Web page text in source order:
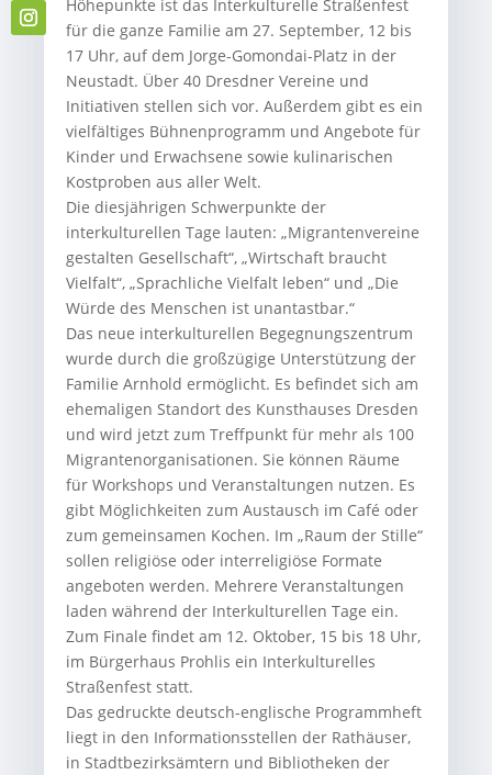
Höhepunkte ist das Interkulturelle Straßenfest
für die ganze Familie am 27. September, 12 bis
17 Uhr, auf dem Jorge-Gomondai-Platz in der
Neustadt. Über 40 Dresdner Vereine und
Initiativen stellen sich vor. Außerdem gibt es ein
vielfältiges Bühnenprogramm und Angebote für
Kinder und Erwachsene sowie kulinarischen
Kostproben aus aller Welt.
Die diesjährigen Schwerpunkte der
interkulturellen Tage lauten: „Migrantenvereine
gestalten Gesellschaft“, „Wirtschaft braucht
Vielfalt“, „Sprachliche Vielfalt leben“ und „Die
Würde des Menschen ist unantastbar.“
Das neue interkulturellen Begegnungszentrum
wurde durch die großzügige Unterstützung der
Familie Arnhold ermöglicht. Es befindet sich am
ehemaligen Standort des Kunsthauses Dresden
und wird jetzt zum Treffpunkt für mehr als 100
Migrantenorganisationen. Sie können Räume
für Workshops und Veranstaltungen nutzen. Es
gibt Möglichkeiten zum Austausch im Café oder
zum gemeinsamen Kochen. Im „Raum der Stille“
sollen religiöse oder interreligiöse Formate
angeboten werden. Mehrere Veranstaltungen
laden während der Interkulturellen Tage ein.
Zum Finale findet am 12. Oktober, 15 bis 18 Uhr,
im Bürgerhaus Prohlis ein Interkulturelles
Straßenfest statt.
Das gedruckte deutsch-englische Programmheft
liegt in den Informationsstellen der Rathäuser,
in Stadtbezirksämtern und Bibliotheken der